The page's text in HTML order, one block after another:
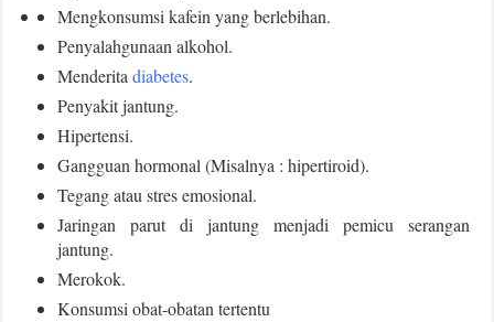
Mengkonsumsi kafein yang berlebihan.
Penyalahgunaan alkohol.
Menderitadiabetes.
Penyakit jantung.
Hipertensi.
Gangguan hormonal (Misalnya : hipertiroid).
Tegang atau stres emosional.
Jaringan parut di jantung menjadi pemicu serangan
jantung.
Merokok.
Konsumsi obat-obatan tertentu